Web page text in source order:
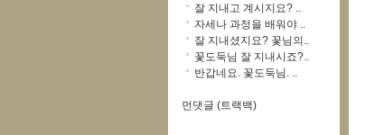
잘 지내고 계시지요? ..
자세나 과정을 배워야 ..
잘 지내셨지요? 꽃님의..
꽃도둑님 잘 지내시죠?..
반갑네요. 꽃도둑님. ..
먼댓글 (트랙백)